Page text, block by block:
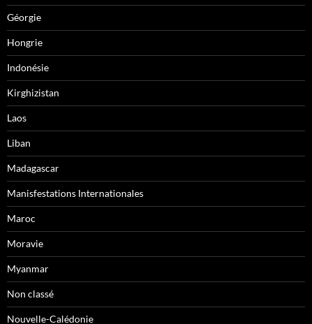
Géorgie
Hongrie
Indonésie
Kirghizistan
Laos
Liban
Madagascar
Manisfestations Internationales
Maroc
Moravie
Myanmar
Non classé
Nouvelle-Calédonie